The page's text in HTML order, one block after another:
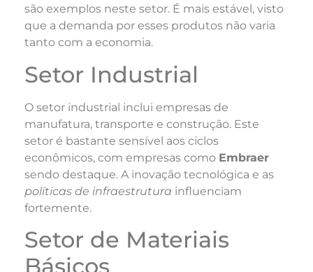
são exemplos neste setor. É mais estável, visto
que a demanda por esses produtos não varia
tanto com a economia.
Setor Industrial
O setor industrial inclui empresas de
manufatura, transporte e construção. Este
setor é bastante sensível aos ciclos
econômicos, com empresas como Embraer
sendo destaque. A inovação tecnológica e as
políticas de infraestrutura influenciam
fortemente.
Setor de Materiais
Básicos